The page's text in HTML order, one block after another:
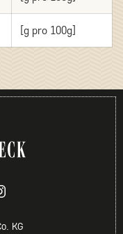
[g pro 100g]
KG